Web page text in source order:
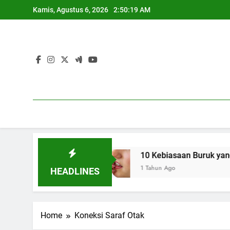
to
Kamis, Agustus 6, 2026 2:50:20 AM
HEADLINES
10 Kebiasaan Buruk yang Bikin Bibir
1 Tahun Ago
Home Koneksi Saraf Otak